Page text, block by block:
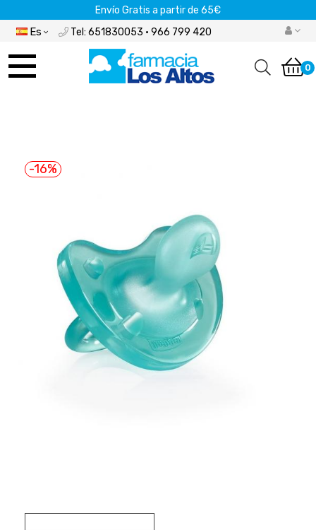
Envío Gratis a partir de 65€
Es Tel: 651830053 · 966 799 420
Navegación 0
-16%